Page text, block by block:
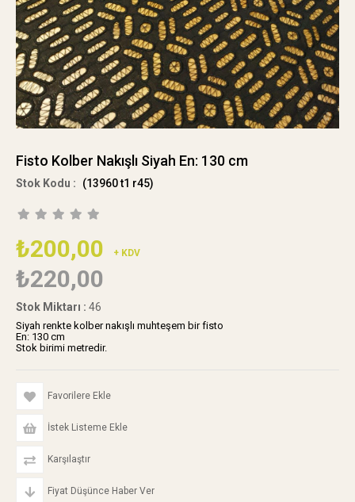
Fisto Kolber Nakışlı Siyah En: 130 cm
(13960 t1 r45)
₺200,00 + KDV
₺220,00
Stok Miktarı : 46
Siyah renkte kolber nakışlı muhteşem bir fisto
En: 130 cm
Stok birimi metredir.
Favorilere Ekle
İstek Listeme Ekle
Karşılaştır
Fiyat Düşünce Haber Ver